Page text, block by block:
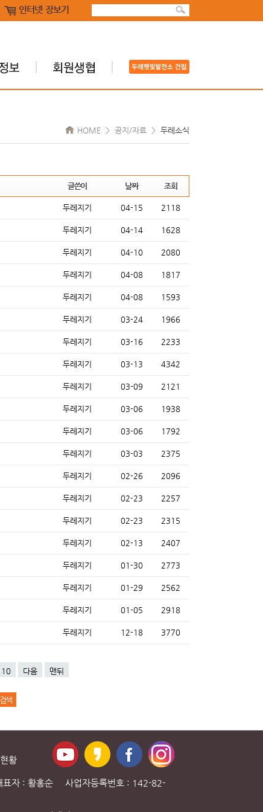
인터넷 장보기
HOME > 공지/자료 > 두레소식
글쓴이 날짜 조회
두레지기 04-15 2118
두레지기 04-14 1628
두레지기 04-10 2080
두레지기 04-08 1817
두레지기 04-08 1593
두레지기 03-24 1966
두레지기 03-16 2233
두레지기 03-13 4342
두레지기 03-09 2121
두레지기 03-06 1938
두레지기 03-06 1792
두레지기 03-03 2375
두레지기 02-26 2096
두레지기 02-23 2257
두레지기 02-23 2315
두레지기 02-13 2407
두레지기 01-30 2773
두레지기 01-29 2562
두레지기 01-05 2918
두레지기 12-18 3770
10 다음 맨뒤
황
표자 : 황홍순 사업자등록번호 : 142-82-